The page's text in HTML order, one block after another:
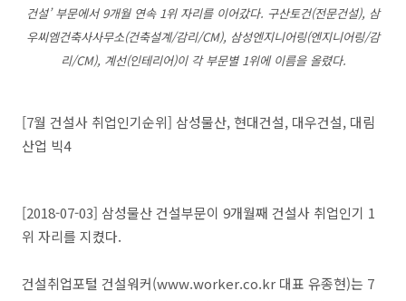
건설’ 부문에서 9개월 연속 1위 자리를 이어갔다. 구산토건(전문건설), 삼
우씨엠건축사사무소(건축설계/감리/CM), 삼성엔지니어링(엔지니어링/감
리/CM), 계선(인테리어)이 각 부문별 1위에 이름을 올렸다.
[7월 건설사 취업인기순위] 삼성물산, 현대건설, 대우건설, 대림
산업 빅4
[2018-07-03] 삼성물산 건설부문이 9개월째 건설사 취업인기 1
위 자리를 지켰다.
건설취업포털 건설워커(www.worker.co.kr 대표 유종현)는 7